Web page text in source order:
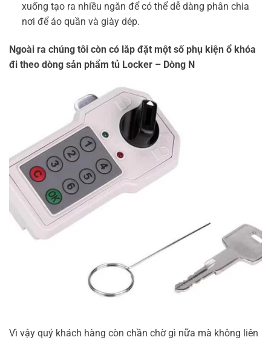
xuống tạo ra nhiều ngăn để có thể dễ dàng phân chia
nơi để áo quần và giày dép.
Ngoài ra chúng tôi còn có lắp đặt một số phụ kiện ổ khóa
đi theo dòng sản phẩm tủ Locker – Dòng N
Vì vậy quý khách hàng còn chần chờ gì nữa mà không liên